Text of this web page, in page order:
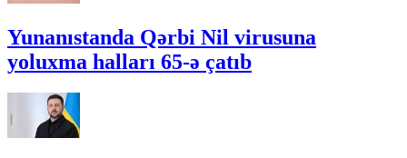
Yunanıstanda Qərbi Nil virusuna
yoluxma halları 65-ə çatıb